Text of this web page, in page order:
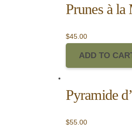
Prunes à
$45.00
ADD TO
Pyramide
$55.00